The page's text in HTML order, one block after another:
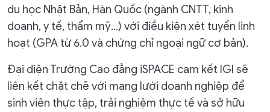
du học Nhật Bản, Hàn Quốc (ngành CNTT, kinh
doanh, y tế, thẩm mỹ...) với điều kiện xét tuyển linh
hoạt (GPA từ 6.0 và chứng chỉ ngoại ngữ cơ bản).
Đại diện Trường Cao đẳng iSPACE cam kết IGI sẽ
liên kết chặt chẽ với mạng lưới doanh nghiệp để
sinh viên thực tập, trải nghiệm thực tế và sở hữu